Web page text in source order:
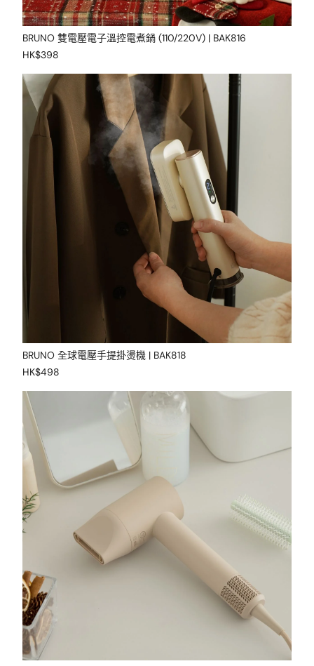
BRUNO 雙電壓電子溫控電煮鍋 (110/220V) | BAK816
HK$398
BRUNO 全球電壓手提掛燙機 | BAK818
HK$498